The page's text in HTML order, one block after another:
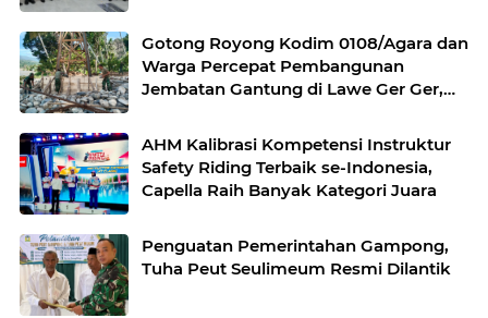
Gotong Royong Kodim 0108/Agara dan
Warga Percepat Pembangunan
Jembatan Gantung di Lawe Ger Ger,
AHM Kalibrasi Kompetensi Instruktur
Safety Riding Terbaik se-Indonesia,
Capella Raih Banyak Kategori Juara
Penguatan Pemerintahan Gampong,
Tuha Peut Seulimeum Resmi Dilantik